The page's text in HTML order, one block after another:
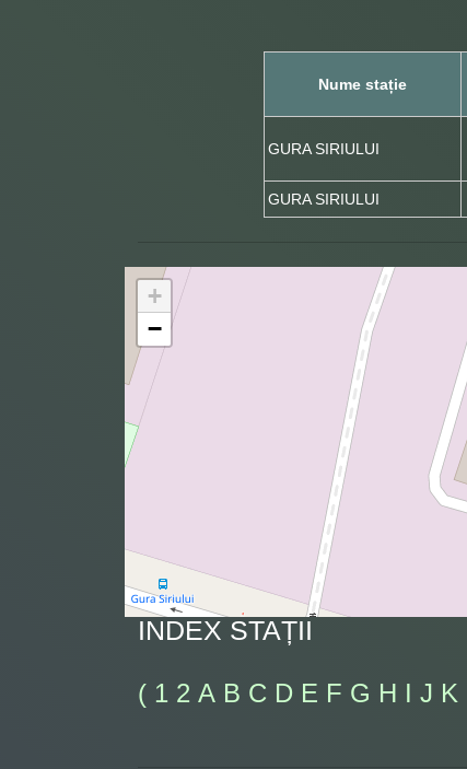
Nume stație
GURA SIRIULUI
GURA SIRIULUI
+
−
INDEX STAȚII
( 1 2 A B C D E F G H I J K